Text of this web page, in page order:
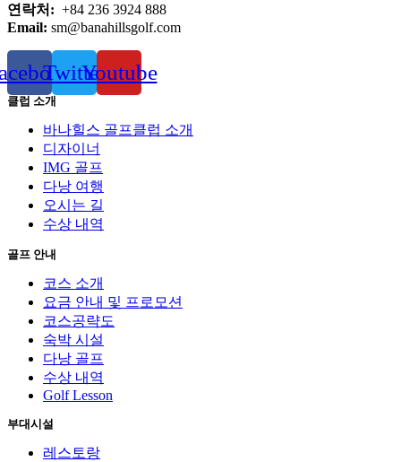
연락처: +84 236 3924 888
Email: sm@banahillsgolf.com
TwitterYoutube
클럽 소개
바나힐스 골프클럽 소개
디자이너
IMG 골프
다낭 여행
오시는 길
수상 내역
골프 안내
코스 소개
요금 안내 및 프로모션
코스공략도
숙박 시설
다낭 골프
수상 내역
Golf Lesson
부대시설
레스토랑